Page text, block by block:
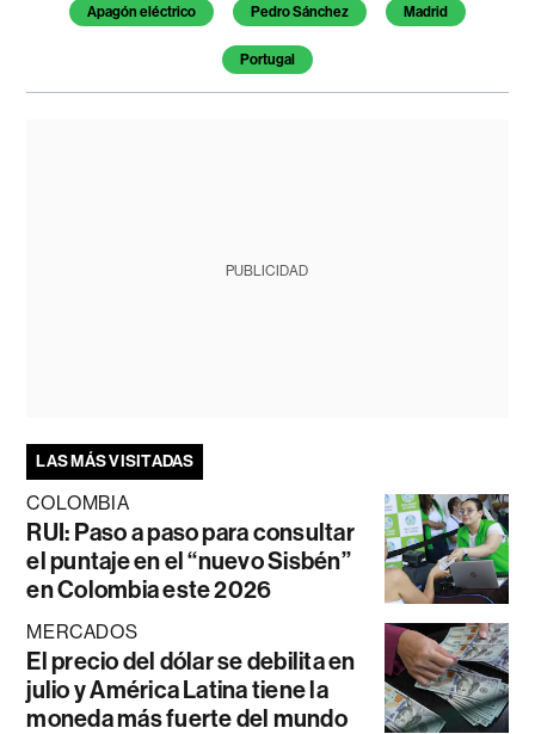
Apagón eléctrico Pedro Sánchez Madrid
Portugal
PUBLICIDAD
LAS MÁS VISITADAS
COLOMBIA
RUI: Paso a paso para consultar
el puntaje en el “nuevo Sisbén”
en Colombia este 2026
MERCADOS
El precio del dólar se debilita en
julio y América Latina tiene la
moneda más fuerte del mundo